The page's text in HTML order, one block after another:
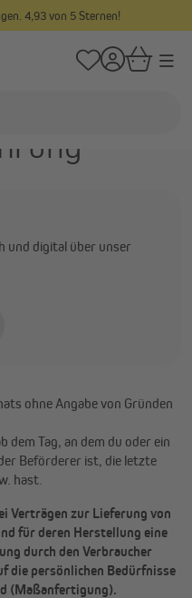
Individuelle Maßanfertigung &
/
und digital über unser
ohne Angabe von Gründen
Tag, an dem du oder ein
Beförderer ist, die letzte
hast.
Verträgen zur Lieferung von
für deren Herstellung eine
durch den Verbraucher
die persönlichen Bedürfnisse
(Maßanfertigung).